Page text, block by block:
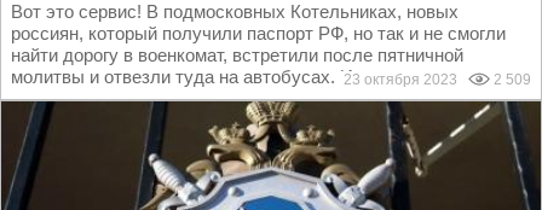
Вот это сервис! В подмосковных Котельниках, новых
россиян, который получили паспорт РФ, но так и не смогли
найти дорогу в военкомат, встретили после пятничной
молитвы и отвезли туда на автобусах. Иностранным...
23 октября 2023 2 509